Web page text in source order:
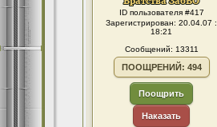
ID пользователя #417
Зарегистрирован: 20.04.07 :
18:21
Сообщений: 13311
ПООЩРЕНИЙ: 494
Поощрить
Наказать